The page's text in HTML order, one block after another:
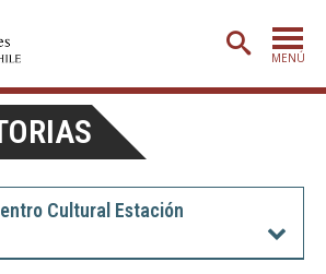
MENÚ
PORTADA
ADMISIÓN
ETAPA BÁSICA
Cultural Estación